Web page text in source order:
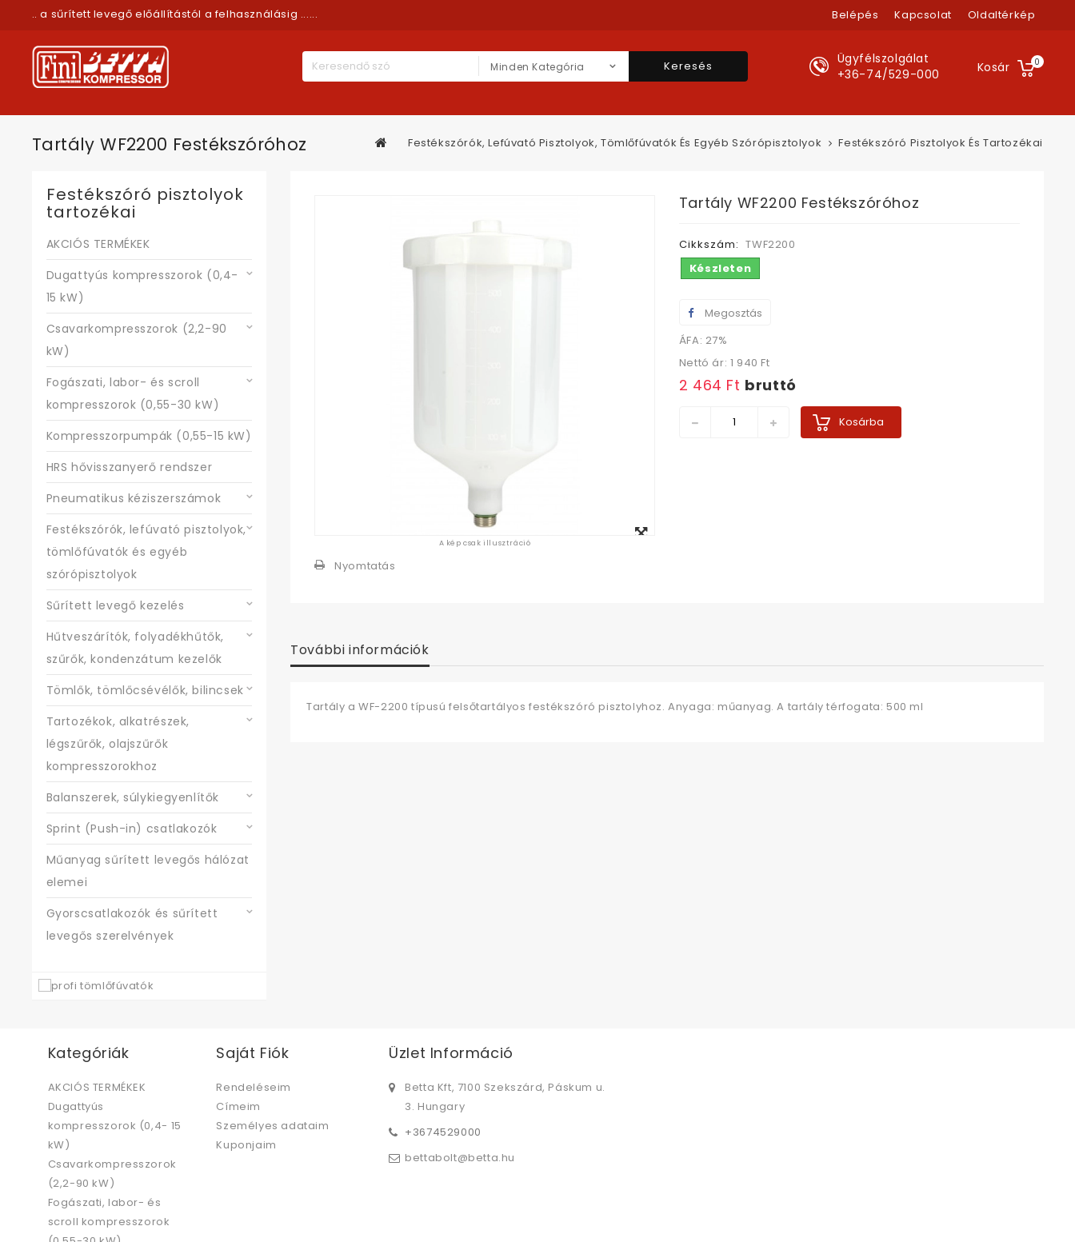
.. a sűrített levegő előállítástól a felhasználásig ...... Belépés Kapcsolat Oldaltérkép
Kosár 0
Ügyfélszolgálat
+36-74/529-000
Minden Kategória Keresés
Tartály WF2200 Festékszóróhoz Festékszórók, Lefúvató Pisztolyok, Tömlőfúvatók És Egyéb Szórópisztolyok Festékszóró Pisztolyok És Tartozékai
Festékszóró pisztolyok
tartozékai
AKCIÓS TERMÉKEK
Dugattyús kompresszorok (0,4-
15 kW)
Csavarkompresszorok (2,2-90
kW)
Fogászati, labor- és scroll
kompresszorok (0,55-30 kW)
Kompresszorpumpák (0,55-15 kW)
HRS hővisszanyerő rendszer
Pneumatikus kéziszerszámok
Festékszórók, lefúvató pisztolyok,
tömlőfúvatók és egyéb
szórópisztolyok
Sűrített levegő kezelés
Hűtveszárítók, folyadékhűtők,
szűrők, kondenzátum kezelők
Tömlők, tömlőcsévélők, bilincsek
Tartozékok, alkatrészek,
légszűrők, olajszűrők
kompresszorokhoz
Balanszerek, súlykiegyenlítők
Sprint (Push-in) csatlakozók
Műanyag sűrített levegős hálózat
elemei
Gyorscsatlakozók és sűrített
levegős szerelvények
A kép csak illusztráció
Nyomtatás
Tartály WF2200 Festékszóróhoz
Cikkszám: TWF2200
Készleten
Megosztás
ÁFA: 27%
Nettó ár: 1 940 Ft‎
2 464 Ft‎ bruttó
Kosárba
További információk
Tartály a WF-2200 típusú felsőtartályos festékszóró pisztolyhoz. Anyaga: műanyag. A tartály térfogata: 500 ml
Kategóriák
AKCIÓS TERMÉKEK
Dugattyús
kompresszorok (0,4- 15
kW)
Csavarkompresszorok
(2,2-90 kW)
Fogászati, labor- és
scroll kompresszorok
Saját Fiók
Rendeléseim
Címeim
Személyes adataim
Kuponjaim
Üzlet Információ
Betta Kft, 7100 Szekszárd, Páskum u.
3. Hungary
+3674529000
bettabolt@betta.hu